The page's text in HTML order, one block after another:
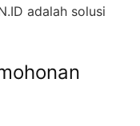
adalah solusi